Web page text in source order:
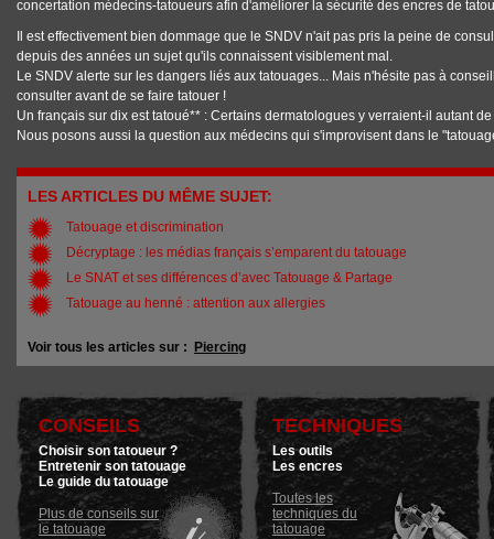
concertation médecins-tatoueurs afin d'améliorer la sécurité des encres de
Il est effectivement bien dommage que le SNDV n'ait pas pris la peine de
depuis des années un sujet qu'ils connaissent visiblement mal.
Le SNDV alerte sur les dangers liés aux tatouages... Mais n'hésite pas à
consulter avant de se faire tatouer !
Un français sur dix est tatoué** : Certains dermatologues y verraient-il autant
Nous posons aussi la question aux médecins qui s'improvisent dans le
LES ARTICLES DU MÊME SUJET:
Tatouage et discrimination
Décryptage : les médias français s’emparent du tatouage
Le SNAT et ses différences d’avec Tatouage & Partage
Tatouage au henné : attention aux allergies
Voir tous les articles sur : Piercing
CONSEILS
Choisir son tatoueur ?
Entretenir son tatouage
Le guide du tatouage
Plus de conseils sur
le tatouage
TECHNIQUES
Les outils
Les encres
Toutes les
techniques du
tatouage